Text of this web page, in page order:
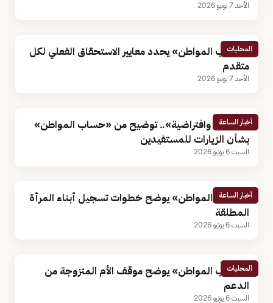
الأحد 7 يونيو 2026
المحليات
«حساب المواطن» يحدد معايير الاستحقاق الفعلي لكل
متقدم
الأحد 7 يونيو 2026
أخبار الساعة
«ميدانية وافتراضية».. توضيح من «حساب المواطن»
بشأن الزيارات للمستفيدين
السبت 6 يونيو 2026
أخبار الساعة
«حساب المواطن» يوضح خطوات تسجيل أبناء المرأة
المطلقة
السبت 6 يونيو 2026
المحليات
«حساب المواطن» يوضح موقف الأم المتزوجة من
الدعم
السبت 6 يونيو 2026